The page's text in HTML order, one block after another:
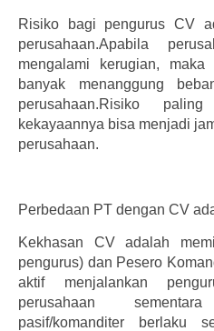
Risiko bagi pengurus CV
perusahaan.Apabila
mengalami kerugian,
banyak menanggung
perusahaan.Risiko
kekayaannya bisa menjadi
perusahaan.
Perbedaan PT dengan CV
Kekhasan CV adalah
pengurus) dan Pesero
aktif menjalankan
perusahaan
pasif/komanditer berlaku